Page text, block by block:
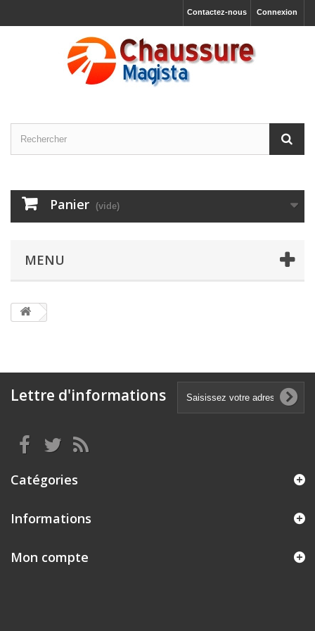
Connexion
Contactez-nous
Panier (vide)
MENU
Lettre d'informations
Catégories
Informations
Mon compte